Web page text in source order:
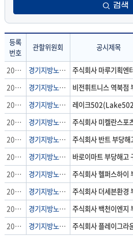
검색
공
시
송
달
:
등
록
번
호,
관
할
위
원
회,
공
등록
번호
관할위원회 공시제목
2026-282호 경기지방노동위원회
2026-281호
경기지방노동위원회
2026-280호
경기지방노동위원회
2026-279호
경기지방노동위원회
2026-278호
경기지방노동위원회
2026-277호
경기지방노동위원회
2026-276호
경기지방노동위원회
2026-275호
경기지방노동위원회
2026-274호
경기지방노동위원회
2026-273호
경기지방노동위원회